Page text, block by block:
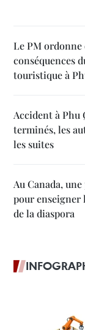
Le PM ordonne
conséquences
touristique à
Accident à Phu
terminés, les
les suites
Au Canada,
pour enseigner
de la diaspora